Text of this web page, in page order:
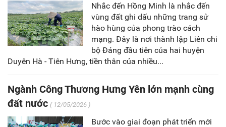
Nhắc đến Hồng Minh là nhắc đến
vùng đất ghi dấu những trang sử
hào hùng của phong trào cách
mạng. Đây là nơi thành lập Liên chi
bộ Đảng đầu tiên của hai huyện
Duyên Hà - Tiên Hưng, tiền thân của nhiều...
Ngành Công Thương Hưng Yên lớn mạnh cùng
đất nước ( 12/05/2026 )
Bước vào giai đoạn phát triển mới